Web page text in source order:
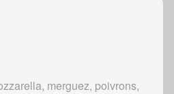
merguez, poivrons,